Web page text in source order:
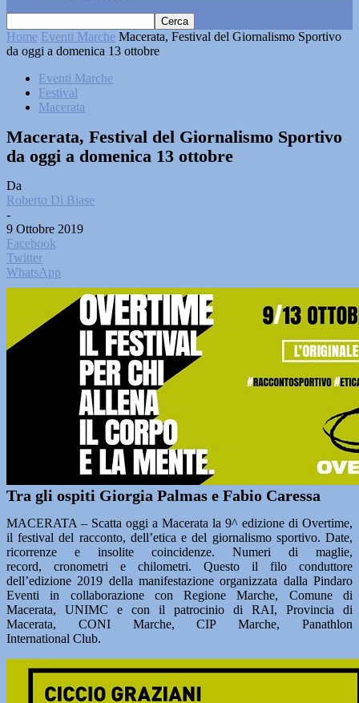
Home Eventi Marche Macerata, Festival del Giornalismo Sportivo
da oggi a domenica 13 ottobre
Eventi Marche
Festival
Macerata
Macerata, Festival del Giornalismo Sportivo
da oggi a domenica 13 ottobre
Da
Roberto Di Biase
-
9 Ottobre 2019
Facebook
Twitter
WhatsApp
Tra gli ospiti Giorgia Palmas e Fabio Caressa
MACERATA – Scatta oggi a Macerata la 9^ edizione di Overtime,
il festival del racconto, dell’etica e del giornalismo sportivo. Date,
ricorrenze e insolite coincidenze. Numeri di maglie,
record, cronometri e chilometri. Questo il filo conduttore
dell’edizione 2019 della manifestazione organizzata dalla Pindaro
Eventi in collaborazione con Regione Marche, Comune di
Macerata, UNIMC e con il patrocinio di RAI, Provincia di
Macerata, CONI Marche, CIP Marche, Panathlon
International Club.